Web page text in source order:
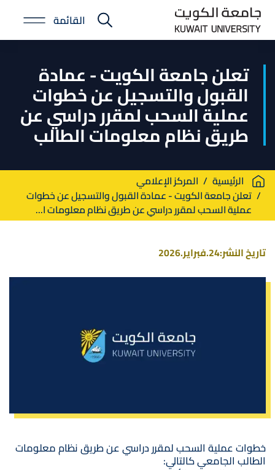
Skip
main
E-
Portal
القائمة
تعلن جامعة الكويت - عمادة
القبول والتسجيل عن خطوات
عملية السحب لمقرر دراسي عن
طريق نظام معلومات الطالب
Breadcrumb
الرئيسية
المركز الإعلامي
تعلن جامعة الكويت - عمادة القبول والتسجيل عن خطوات
عملية السحب لمقرر دراسي عن طريق نظام معلومات ا...
تاريخ النشر:24.فبراير.2026
خطوات عملية السحب لمقرر دراسي عن طريق نظام معلومات
الطالب الجامعي كالتالي: